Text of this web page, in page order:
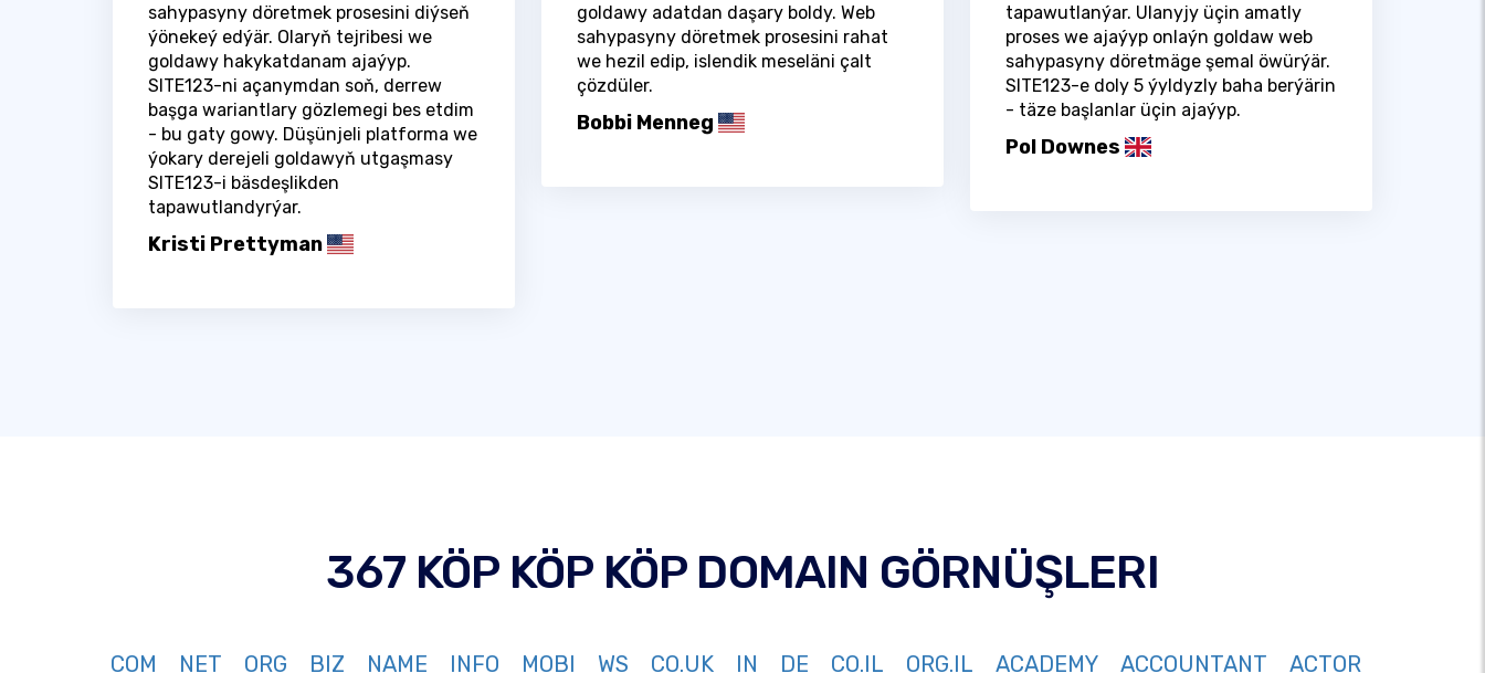
sahypasyny döretmek prosesini diýseň
ýönekeý edýär. Olaryň tejribesi we
goldawy hakykatdanam ajaýyp.
SITE123-ni açanymdan soň, derrew
başga wariantlary gözlemegi bes etdim
- bu gaty gowy. Düşünjeli platforma we
ýokary derejeli goldawyň utgaşmasy
SITE123-i bäsdeşlikden
tapawutlandyrýar.
Kristi Prettyman
goldawy adatdan daşary boldy. Web
sahypasyny döretmek prosesini rahat
we hezil edip, islendik meseläni çalt
çözdüler.
Bobbi Menneg
tapawutlanýar. Ulanyjy üçin amatly
proses we ajaýyp onlaýn goldaw web
sahypasyny döretmäge şemal öwürýär.
SITE123-e doly 5 ýyldyzly baha berýärin
- täze başlanlar üçin ajaýyp.
Pol Downes
367 KÖP KÖP KÖP DOMAIN GÖRNÜŞLERI
COM NET ORG BIZ NAME INFO MOBI WS CO.UK IN DE CO.IL ORG.IL ACADEMY ACCOUNTANT ACTOR